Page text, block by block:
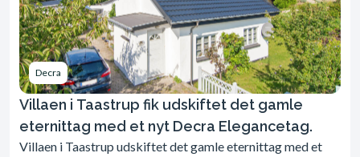
Decra
Villaen i Taastrup fik udskiftet det gamle
eternittag med et nyt Decra Elegancetag.
Villaen i Taastrup udskiftet det gamle eternittag med et